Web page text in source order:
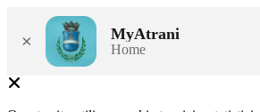
× MyAtrani
Home